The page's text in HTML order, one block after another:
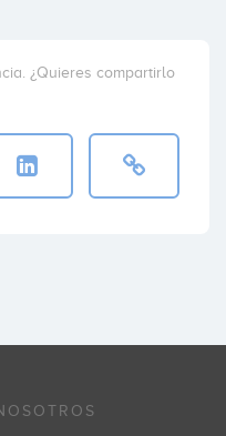
¿Quieres compartirlo